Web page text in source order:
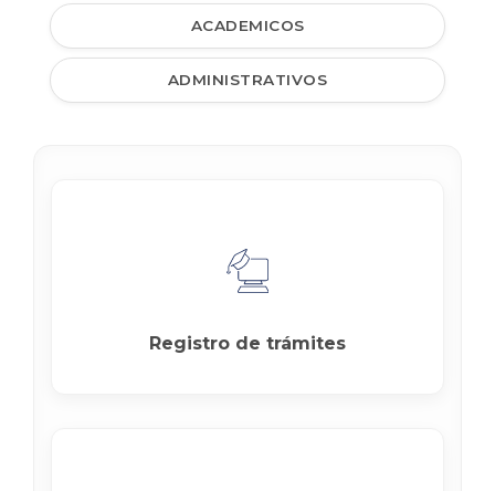
ACADEMICOS
ADMINISTRATIVOS
Registro de trámites